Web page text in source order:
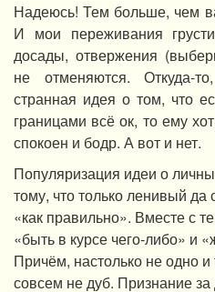
Надеюсь! Тем больше, чем
И мои переживания
досады, отвержения
не отменяются. Откуда-
странная идея о том, что
границами всё ок, то ему
спокоен и бодр. А вот и нет.
Популяризация идеи о
тому, что только ленивый да
«как правильно». Вместе с
«быть в курсе чего-либо» и
Причём, настолько не одно
совсем не дуб. Признание